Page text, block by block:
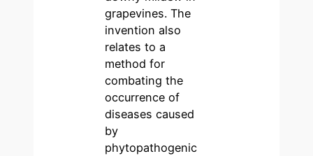
grapevines. The
invention also
relates to a
method for
combating the
occurrence of
diseases caused
by
phytopathogenic